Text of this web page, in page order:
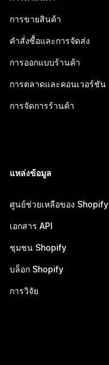
การขายสินค้า
คำสั่งซื้อและการจัดส่ง
การออกแบบร้านค้า
การตลาดและคอนเวอร์ชัน
การจัดการร้านค้า
แหล่งข้อมูล
ศูนย์ช่วยเหลือของ Shopify
เอกสาร API
ชุมชน Shopify
บล็อก Shopify
การวิจัย